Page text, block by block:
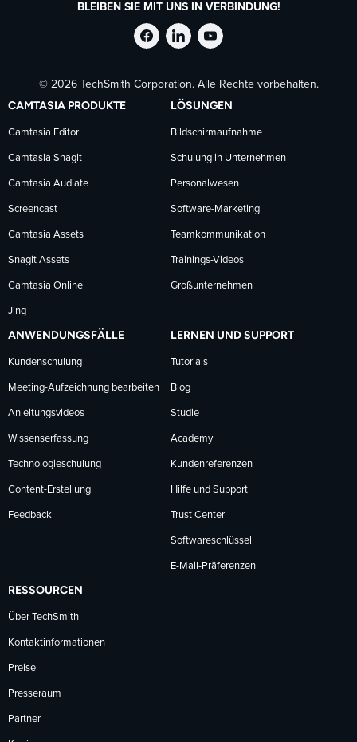
BLEIBEN SIE MIT UNS IN VERBINDUNG!
TechSmith
auf
Facebook
folgen
TechSmith
auf
LinkedIn
folgen
TechSmith
auf
YouTube
© 2026 TechSmith Corporation. Alle Rechte vorbehalten.
CAMTASIA PRODUKTE
Camtasia Editor
Camtasia Snagit
Camtasia Audiate
Screencast
Camtasia Assets
Snagit Assets
Camtasia Online
Jing
LÖSUNGEN
Bildschirmaufnahme
Schulung in Unternehmen
Personalwesen
Software-Marketing
Teamkommunikation
Trainings-Videos
Großunternehmen
ANWENDUNGSFÄLLE
Kundenschulung
Meeting-Aufzeichnung bearbeiten
Anleitungsvideos
Wissenserfassung
Technologieschulung
Content-Erstellung
Feedback
LERNEN UND SUPPORT
Tutorials
Blog
Studie
Academy
Kundenreferenzen
Hilfe und Support
Trust Center
Softwareschlüssel
E-Mail-Präferenzen
RESSOURCEN
Über TechSmith
Kontaktinformationen
Preise
Presseraum
Partner